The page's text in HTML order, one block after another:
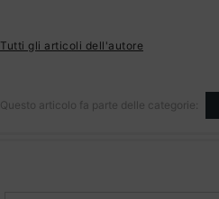
Tutti gli articoli dell'autore
Questo articolo fa parte delle categorie: